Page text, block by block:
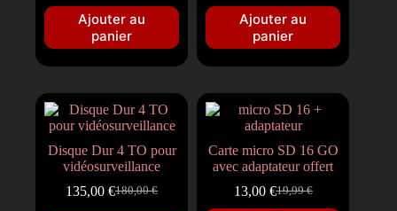
Ajouter au
panier
Ajouter au
panier
Disque Dur 4 TO pour
vidéosurveillance
180,00€
135,00€
Carte micro SD 16 GO
avec adaptateur offert
19,99€
13,00 €